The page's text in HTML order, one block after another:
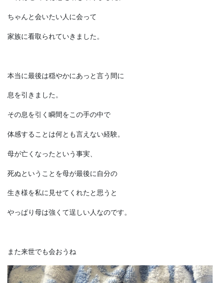
ちゃんと会いたい人に会って
家族に看取られていきました。
本当に最後は穏やかにあっと言う間に
息を引きました。
その息を引く瞬間をこの手の中で
体感することは何とも言えない経験。
母が亡くなったという事実、
死ぬということを母が最後に自分の
生き様を私に見せてくれたと思うと
やっぱり母は強くて逞しい人なのです。
また来世でも会おうね